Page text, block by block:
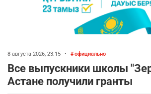
8 августа 2026, 23:15 • официально
Все выпускники школы
Астане получили гранты